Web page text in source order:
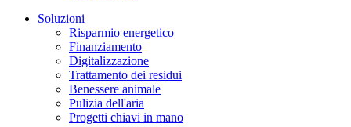
Soluzioni
Risparmio energetico
Finanziamento
Digitalizzazione
Trattamento dei residui
Benessere animale
Pulizia dell'aria
Progetti chiavi in mano